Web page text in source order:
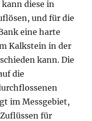
diese in
und für die
eine harte
Kalkstein in der
kann. Die
die
im Messgebiet,
für